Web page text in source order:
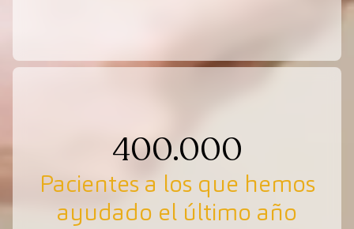
400.000
Pacientes a los que hemos
ayudado el último año